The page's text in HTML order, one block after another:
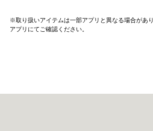
※取り扱いアイテムは一部アプリと異なる場合があ
アプリにてご確認ください。